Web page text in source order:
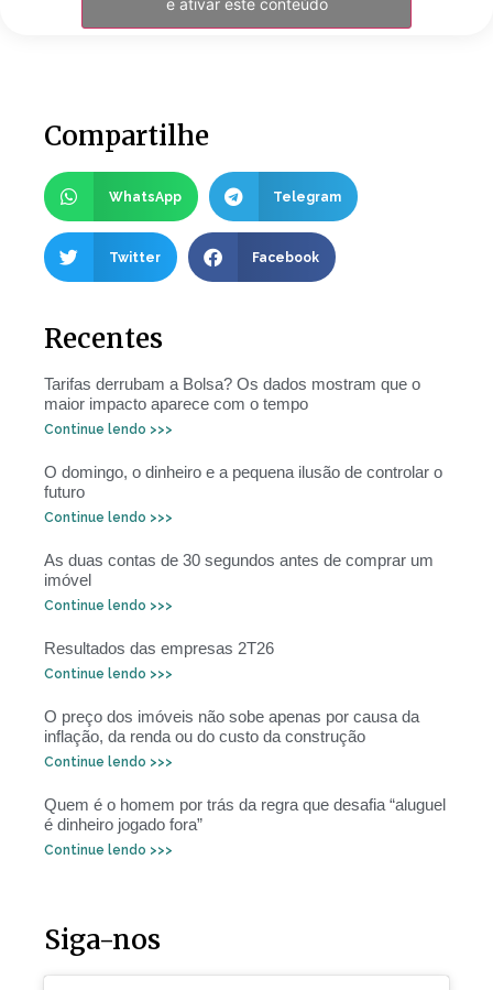
Compartilhe
WhatsApp Telegram
Twitter Facebook
Recentes
Tarifas derrubam a Bolsa? Os dados mostram que o
maior impacto aparece com o tempo
Continue lendo >>>
O domingo, o dinheiro e a pequena ilusão de controlar o
futuro
Continue lendo >>>
As duas contas de 30 segundos antes de comprar um
imóvel
Continue lendo >>>
Resultados das empresas 2T26
Continue lendo >>>
O preço dos imóveis não sobe apenas por causa da
inflação, da renda ou do custo da construção
Continue lendo >>>
Quem é o homem por trás da regra que desafia “aluguel
é dinheiro jogado fora”
Continue lendo >>>
Siga-nos